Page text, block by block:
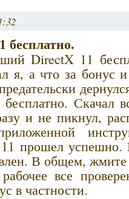
бесплатно.
DirectX 11
я, а что за бонус
Скачал
и не пикнул,
прошел успешно.
В общем, жмите
все
в частности.